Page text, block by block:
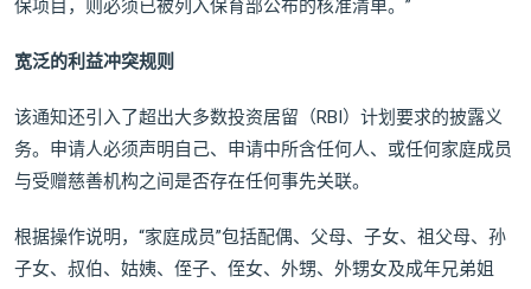
保项目，则必须已被列入保育部公布的核准清单。”
宽泛的利益冲突规则
该通知还引入了超出大多数投资居留（RBI）计划要求的披露义
务。申请人必须声明自己、申请中所含任何人、或任何家庭成员
与受赠慈善机构之间是否存在任何事先关联。
根据操作说明，“家庭成员”包括配偶、父母、子女、祖父母、孙
子女、叔伯、姑姨、侄子、侄女、外甥、外甥女及成年兄弟姐